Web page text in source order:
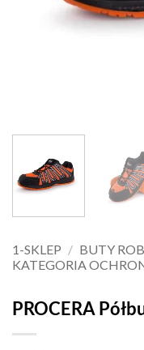
1-SKLEP / BUTY
KATEGORIA
PROCERA